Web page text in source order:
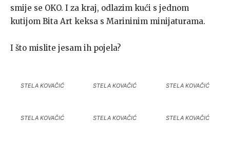
smije se OKO. I za kraj, odlazim kući s jednom
kutijom Bita Art keksa s Marininim minijaturama.
I što mislite jesam ih pojela?
STELA KOVAČIĆ STELA KOVAČIĆ STELA KOVAČIĆ
STELA KOVAČIĆ STELA KOVAČIĆ STELA KOVAČIĆ